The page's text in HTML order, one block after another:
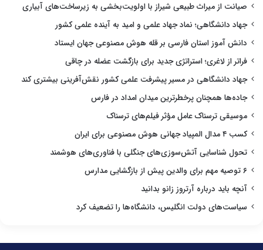
صیانت از میراث طبیعی شیراز با اولویت‌بخشی به زیرساخت‌های آبیاری
جهاد دانشگاهی؛ نماد جهاد علمی و امید به آینده علمی کشور
دانش آموز استان فارسی بر قله هوش مصنوعی جهان ایستاد
فراتر از لاغری؛ استراتژی جدید برای بازگشت عضله در چاقی
جهاد دانشگاهی در مسیر پیشرفت علمی کشور نقش‌آفرینی بیشتری کند
جاده‌ها همچنان پرخطرترین میدان امداد در فارس
موسیقی ترسناک عامل مؤثر فیلم‌های ترسناک
کسب ۴ مدال المپیاد جهانی هوش مصنوعی برای ایران
تحول شناسایی آتش‌سوزی‌های جنگلی با فناوری‌های هوشمند
۶ توصیه مهم برای والدین پیش از بازگشایی مدارس
آنچه باید درباره آرتروز زانو بدانید
سیاست‌های دولت انگلیس، دانشگاه‌ها را تضعیف کرد